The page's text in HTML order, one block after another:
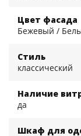
Цвет фасада
Бежевый /
Стиль
классический
Наличие
да
Шкаф для